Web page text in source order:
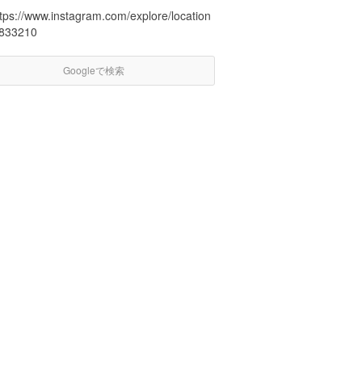
www.instagram.com/explore/location
Googleで検索